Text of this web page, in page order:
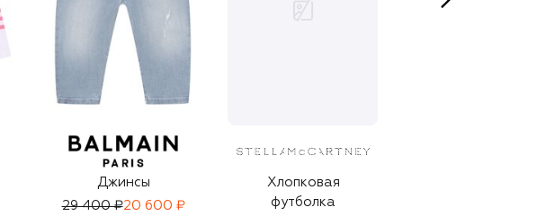
Джинсы
29 400 ₽20 600 ₽
Хлопковая
футболка